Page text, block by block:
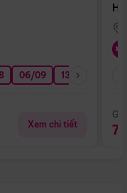
06/09 13/09
Xem chi tiết